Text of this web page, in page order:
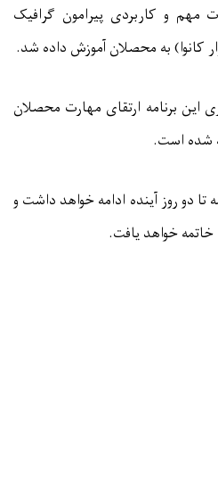
مهم و کاربردی پیرامون گرافیک
کانوا) به محصلان آموزش داده شد.
برنامه ارتقای مهارت محصلان
شده است.
تا دو روز آینده ادامه خواهد داشت و
خاتمه خواهد یافت.